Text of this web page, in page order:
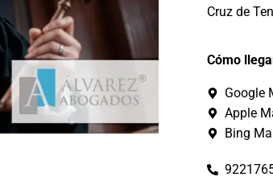
Cruz de
Cómo
Google
Apple
Bing